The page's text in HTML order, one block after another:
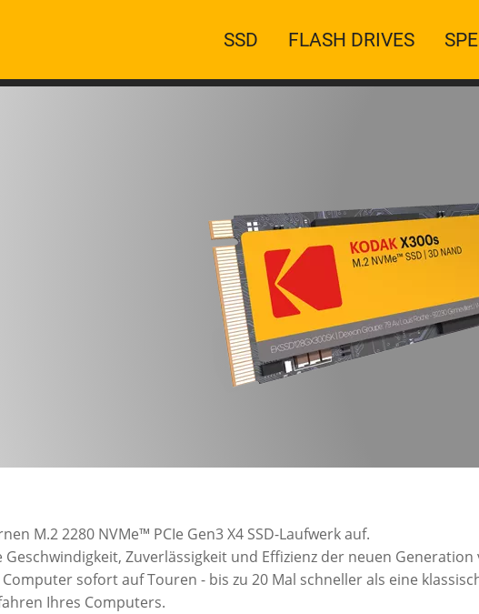
Main
navigation
SSD FLASH DRIVES
M.2 2280 NVMe™ PCIe Gen3 X4 SSD-Laufwerk auf.
Zuverlässigkeit und Effizienz der neuen Generation
sofort auf Touren - bis zu 20 Mal schneller als eine
Ihres Computers.